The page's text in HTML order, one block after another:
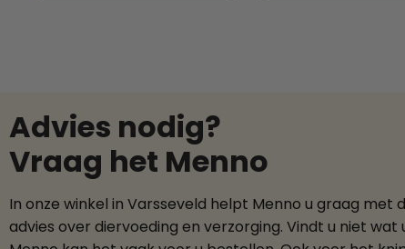
Advies nodig?
Vraag het Menno
In onze winkel in Varsseveld helpt Menno u graag met
advies over diervoeding en verzorging. Vindt u niet wat